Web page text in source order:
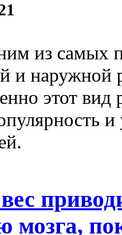
из самых
и наружной
этот вид
мозга,